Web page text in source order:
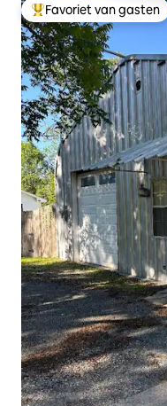
Topfavoriet van gasten
Favoriet van gasten